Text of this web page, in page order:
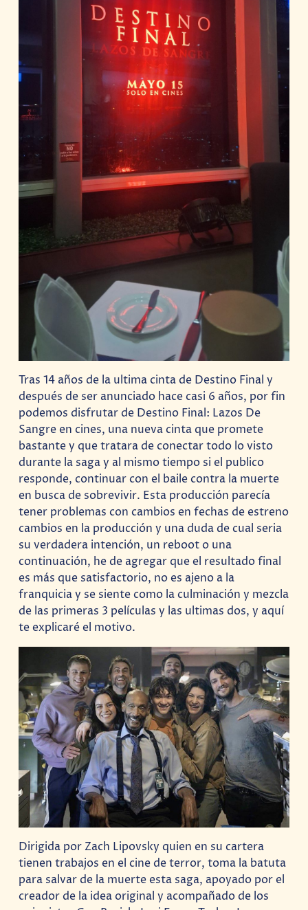
Tras 14 años de la ultima cinta de Destino Final y
después de ser anunciado hace casi 6 años, por fin
podemos disfrutar de Destino Final: Lazos De
Sangre en cines, una nueva cinta que promete
bastante y que tratara de conectar todo lo visto
durante la saga y al mismo tiempo si el publico
responde, continuar con el baile contra la muerte
en busca de sobrevivir. Esta producción parecía
tener problemas con cambios en fechas de estreno
cambios en la producción y una duda de cual seria
su verdadera intención, un reboot o una
continuación, he de agregar que el resultado final
es más que satisfactorio, no es ajeno a la
franquicia y se siente como la culminación y mezcla
de las primeras 3 películas y las ultimas dos, y aquí
te explicaré el motivo.
Dirigida por Zach Lipovsky quien en su cartera
tienen trabajos en el cine de terror, toma la batuta
para salvar de la muerte esta saga, apoyado por el
creador de la idea original y acompañado de los